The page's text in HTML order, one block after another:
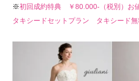
※初回成約特典 ￥80.000-（税別）お
タキシードセットプラン タキシード